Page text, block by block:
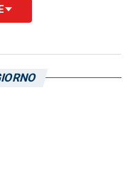
più
rossoblù
in 19 giornate: